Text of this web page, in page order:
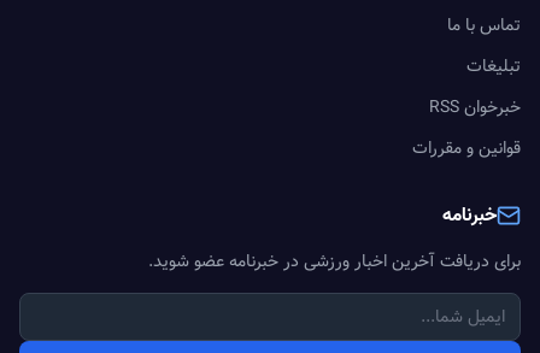
تماس با ما
تبلیغات
خبرخوان RSS
قوانین و مقررات
خبرنامه
برای دریافت آخرین اخبار ورزشی در خبرنامه عضو شوید.